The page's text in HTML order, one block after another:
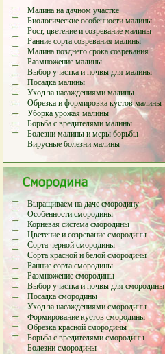
Малина на дачном участке
Биологические особенности малины
Рост, цветение и созревание малины
Ранние сорта созревания малины
Малина позднего срока созревания
Размножение малины
Выбор участка и почвы для малины
Посадка малины
Уход за насаждениями малины
Обрезка и формировка кустов малины
Уборка урожая малины
Борьба с вредителями малины
Болезни малины и меры борьбы
Вирусные болезни малины
Выращиваем на даче смородину
Особенности смородины
Корневая система смородины
Цветение и созревание смородины
Сорта черной смородины
Сорта красной и белой смородины
Ранние сорта смородины
Размножение смородины
Выбор участка и почвы для смородины
Посадка смородины
Уход за насаждениями смородины
Формирование кустов смородины
Обрезка красной смородины
Борьба с вредителями смородины
Болезни смородины